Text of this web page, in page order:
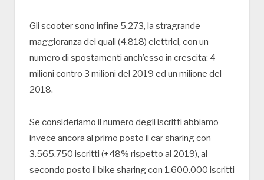
Gli scooter sono infine 5.273, la stragrande
maggioranza dei quali (4.818) elettrici, con un
numero di spostamenti anch’esso in crescita: 4
milioni contro 3 milioni del 2019 ed un milione del
2018.
Se consideriamo il numero degli iscritti abbiamo
invece ancora al primo posto il car sharing con
3.565.750 iscritti (+48% rispetto al 2019), al
secondo posto il bike sharing con 1.600.000 iscritti